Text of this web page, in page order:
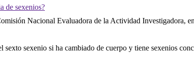
de sexenios?
Nacional Evaluadora de la Actividad Investigadora,
sexenio si ha cambiado de cuerpo y tiene sexenios